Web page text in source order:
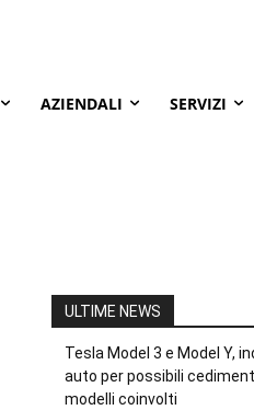
AZIENDALI SERVIZI
ULTIME NEWS
Tesla Model 3 e Model Y,
auto per possibili
modelli coinvolti